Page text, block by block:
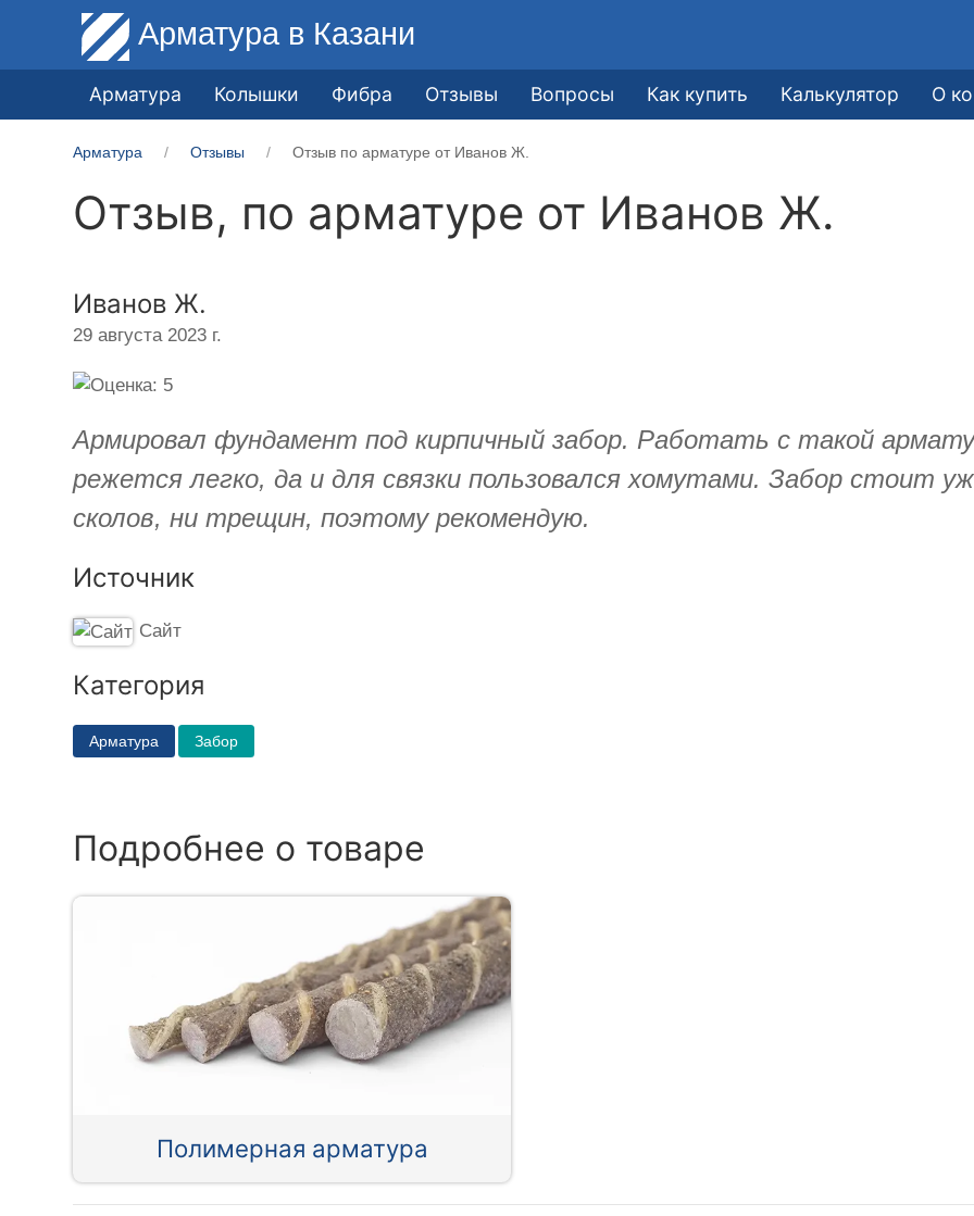
Арматура в Казани
Арматура Колышки Фибра Отзывы Вопросы Как купить Калькулятор О
Арматура Отзывы Отзыв по арматуре от Иванов Ж.
Отзыв, по арматуре от Иванов Ж.
Иванов Ж.
29 августа 2023 г.
Армировал фундамент под кирпичный забор. Работать с такой
режется легко, да и для связки пользовался хомутами. Забор стоит
сколов, ни трещин, поэтому рекомендую.
Источник
Сайт
Категория
Арматура Забор
Подробнее о товаре
Полимерная арматура